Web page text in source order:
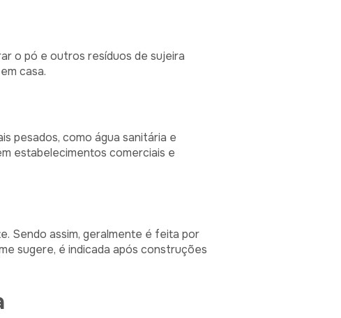
o pó e outros resíduos de sujeira
casa.
pesados, como água sanitária e
estabelecimentos comerciais e
Sendo assim, geralmente é feita por
sugere, é indicada após construções